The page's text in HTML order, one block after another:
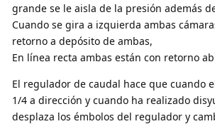
grande se le aisla de la presión además
Cuando se gira a izquierda ambas
retorno a depósito de ambas,
En línea recta ambas están con retorno
El regulador de caudal hace que cuando
1/4 a dirección y cuando ha realizado
desplaza los émbolos del regulador y